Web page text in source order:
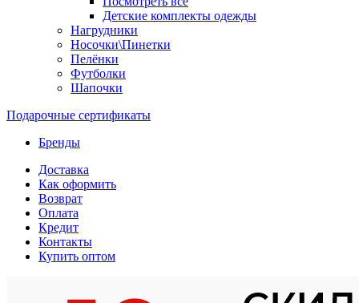
Детские комплекты одежды
Нагрудники
Носочки\Пинетки
Пелёнки
Футболки
Шапочки
Подарочные сертификаты
Бренды
Доставка
Как оформить
Возврат
Оплата
Кредит
Контакты
Купить оптом